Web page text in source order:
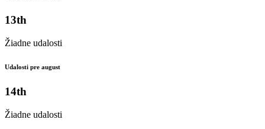
13th
Žiadne udalosti
Udalosti pre august
14th
Žiadne udalosti